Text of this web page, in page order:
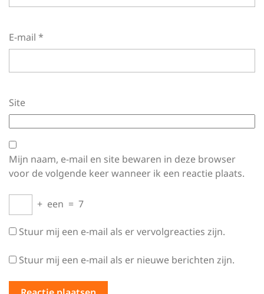
E-mail *
Site
Mijn naam, e-mail en site bewaren in deze browser
voor de volgende keer wanneer ik een reactie plaats.
+ een = 7
Stuur mij een e-mail als er vervolgreacties zijn.
Stuur mij een e-mail als er nieuwe berichten zijn.